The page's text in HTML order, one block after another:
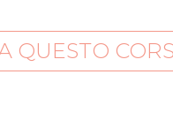
QUESTO